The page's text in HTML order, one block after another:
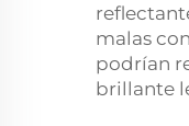
malas
podrían
brillante